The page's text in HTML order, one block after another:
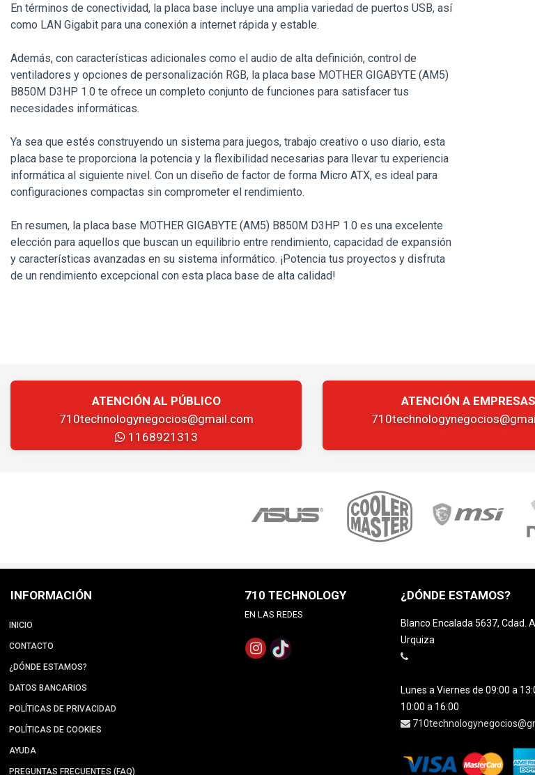
En términos de conectividad, la placa base incluye una amplia variedad de puertos USB, así
como LAN Gigabit para una conexión a internet rápida y estable.
Además, con características adicionales como el audio de alta definición, control de
ventiladores y opciones de personalización RGB, la placa base MOTHER GIGABYTE (AM5)
B850M D3HP 1.0 te ofrece un completo conjunto de funciones para satisfacer tus
necesidades informáticas.
Ya sea que estés construyendo un sistema para juegos, trabajo creativo o uso diario, esta
placa base te proporciona la potencia y la flexibilidad necesarias para llevar tu experiencia
informática al siguiente nivel. Con un diseño de factor de forma Micro ATX, es ideal para
configuraciones compactas sin comprometer el rendimiento.
En resumen, la placa base MOTHER GIGABYTE (AM5) B850M D3HP 1.0 es una excelente
elección para aquellos que buscan un equilibrio entre rendimiento, capacidad de expansión
y características avanzadas en su sistema informático. ¡Potencia tus proyectos y disfruta
de un rendimiento excepcional con esta placa base de alta calidad!
ATENCIÓN AL PÚBLICO
710technologynegocios@gmail.com
1168921313
ATENCIÓN A EMPRESAS
INFORMACIÓN
INICIO
CONTACTO
¿DÓNDE ESTAMOS?
DATOS BANCARIOS
POLÍTICAS DE PRIVACIDAD
POLÍTICAS DE COOKIES
AYUDA
PREGUNTAS FRECUENTES (FAQ)
710 TECHNOLOGY
EN LAS REDES
¿DÓNDE ESTAMOS?
Blanco Encalada 5637, Cdad.
Urquiza
Lunes a Viernes de 09:00 a
10:00 a 16:00